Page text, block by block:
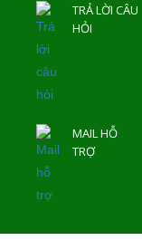
TRẢ LỜI CÂU
HỎI
MAIL HỖ
TRỢ